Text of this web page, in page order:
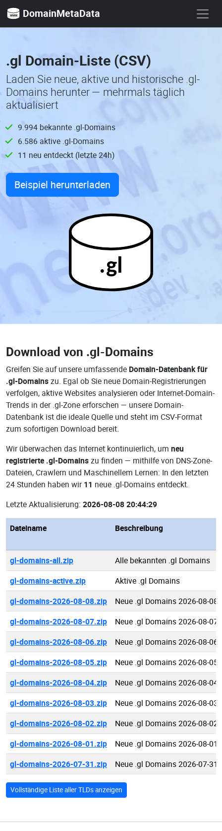
DomainMetaData
.gl Domain-Liste (CSV)
Laden Sie neue, aktive und historische .gl-
Domains herunter — mehrmals täglich
aktualisiert
9.994 bekannte .gl-Domains
6.586 aktive .gl-Domains
11 neu entdeckt (letzte 24h)
Beispiel herunterladen
.gl
Download von .gl-Domains
Greifen Sie auf unsere umfassende Domain-Datenbank für
.gl-Domainszu. Egal ob Sie neue Domain-Registrierungen
verfolgen, aktive Websites analysieren oder Internet-Domain-
Trends in der .gl-Zone erforschen — unsere Domain-
Datenbank ist die ideale Quelle und steht im CSV-Format
zum sofortigen Download bereit.
Wir überwachen das Internet kontinuierlich, um neu
registrierte .gl-Domainszu finden — mithilfe von DNS-Zone-
Dateien, Crawlern und Maschinellem Lernen: In den letzten
24 Stunden haben wir 11 neue .gl-Domains entdeckt.
Letzte Aktualisierung: 2026-08-08 20:44:29
Dateiname Beschreibung
gl-domains-all.zip
Alle bekannten .gl Domains
gl-domains-active.zip
Aktive .gl Domains
gl-domains-2026-08-08.zip
Neue .gl Domains 2026-08-08
gl-domains-2026-08-07.zip
Neue .gl Domains 2026-08-07
gl-domains-2026-08-06.zip
Neue .gl Domains 2026-08-06
gl-domains-2026-08-05.zip
Neue .gl Domains 2026-08-05
gl-domains-2026-08-04.zip
Neue .gl Domains 2026-08-04
gl-domains-2026-08-03.zip
Neue .gl Domains 2026-08-03
gl-domains-2026-08-02.zip
Neue .gl Domains 2026-08-02
gl-domains-2026-08-01.zip
Neue .gl Domains 2026-08-01
gl-domains-2026-07-31.zip
Neue .gl Domains 2026-07-31
Vollständige Liste aller TLDs anzeigen